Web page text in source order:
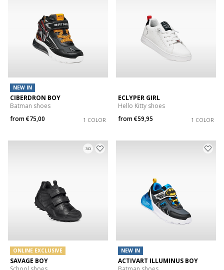
NEW IN
CIBERDRON BOY
Batman shoes
from€75,00 1 COLOR
ECLYPER GIRL
Hello Kitty shoes
from€59,95 1 COLOR
3D
ONLINE EXCLUSIVE
SAVAGE BOY
NEW IN
ACTIVART ILLUMINUS BOY